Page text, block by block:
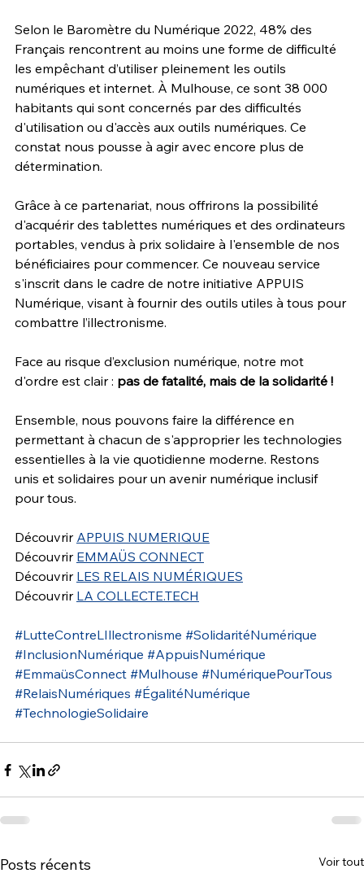
Selon le Baromètre du Numérique 2022, 48% des
Français rencontrent au moins une forme de difficulté
les empêchant d’utiliser pleinement les outils
numériques et internet. À Mulhouse, ce sont 38 000
habitants qui sont concernés par des difficultés
d'utilisation ou d'accès aux outils numériques. Ce
constat nous pousse à agir avec encore plus de
détermination.
Grâce à ce partenariat, nous offrirons la possibilité
d'acquérir des tablettes numériques et des ordinateurs
portables, vendus à prix solidaire à l'ensemble de nos
bénéficiaires pour commencer. Ce nouveau service
s'inscrit dans le cadre de notre initiative APPUIS
Numérique, visant à fournir des outils utiles à tous pour
combattre l’illectronisme.
Face au risque d’exclusion numérique, notre mot
d'ordre est clair : pas de fatalité, mais de la solidarité !
Ensemble, nous pouvons faire la différence en
permettant à chacun de s'approprier les technologies
essentielles à la vie quotidienne moderne. Restons
unis et solidaires pour un avenir numérique inclusif
pour tous.
Découvrir APPUIS NUMERIQUE
Découvrir EMMAÜS CONNECT
Découvrir LES RELAIS NUMÉRIQUES
Découvrir LA COLLECTE.TECH
#LutteContreLIllectronisme #SolidaritéNumérique
#InclusionNumérique #AppuisNumérique
#EmmaüsConnect #Mulhouse #NumériquePourTous
#RelaisNumériques #ÉgalitéNumérique
#TechnologieSolidaire
Posts récents Voir tout